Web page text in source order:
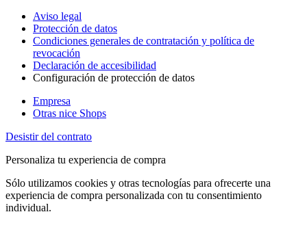
Aviso legal
Protección de datos
Condiciones generales de contratación y política de
revocación
Declaración de accesibilidad
Configuración de protección de datos
Empresa
Otras nice Shops
Desistir del contrato
Personaliza tu experiencia de compra
Sólo utilizamos cookies y otras tecnologías para ofrecerte una
experiencia de compra personalizada con tu consentimiento
individual.